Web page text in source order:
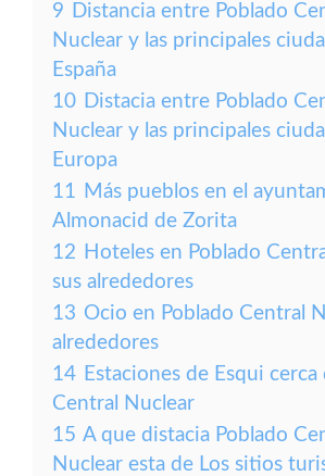
9 Distancia entre Poblado
Nuclear y las principales
España
10 Distacia entre Poblado
Nuclear y las principales
Europa
11 Más pueblos en el
Almonacid de Zorita
12 Hoteles en Poblado
sus alrededores
13 Ocio en Poblado Central
alrededores
14 Estaciones de Esqui cerca
Central Nuclear
15 A que distacia Poblado
Nuclear esta de Los sitios